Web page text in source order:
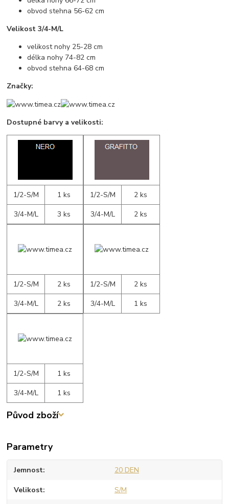
obvod stehna 56-62 cm
Velikost 3/4-M/L
velikost nohy 25-28 cm
délka nohy 74-82 cm
obvod stehna 64-68 cm
Značky:
Dostupné barvy a velikosti:
1/2-S/M
1 ks
3/4-M/L
3 ks
1/2-S/M
2 ks
3/4-M/L
2 ks
1/2-S/M
2 ks
3/4-M/L
2 ks
1/2-S/M
2 ks
3/4-M/L
1 ks
1/2-S/M
1 ks
3/4-M/L
1 ks
Původ zboží
Parametry
Jemnost 20 DEN
Velikost S/M